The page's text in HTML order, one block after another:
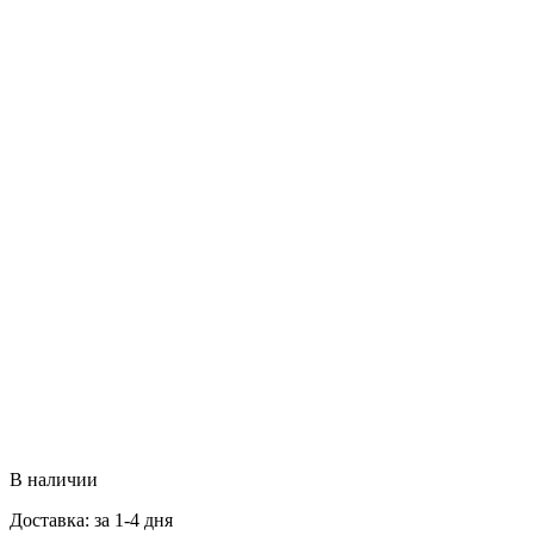
В наличии
Доставка: за 1-4 дня